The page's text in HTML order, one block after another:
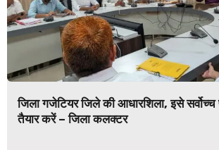
जिला गजेटियर जिले की आधारशिला, इसे सर्वोच्च
तैयार करें – जिला कलक्टर